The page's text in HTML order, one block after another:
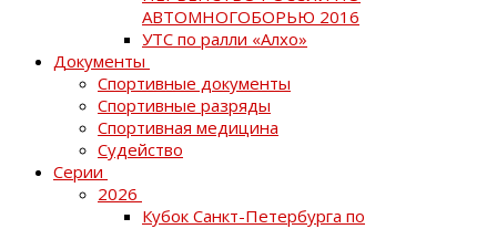
АВТОМНОГОБОРЬЮ 2016
УТС по ралли «Алхо»
Документы
Спортивные документы
Спортивные разряды
Спортивная медицина
Судейство
Серии
2026
Кубок Санкт-Петербурга по